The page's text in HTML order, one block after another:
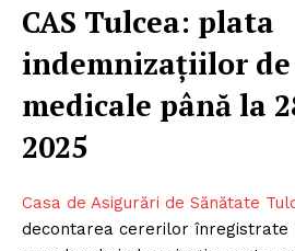
CAS Tulcea: plata
indemnizațiilor de
medicale până la
2025
Casa de Asigurări de Sănătate
decontarea cererilor înregistrate